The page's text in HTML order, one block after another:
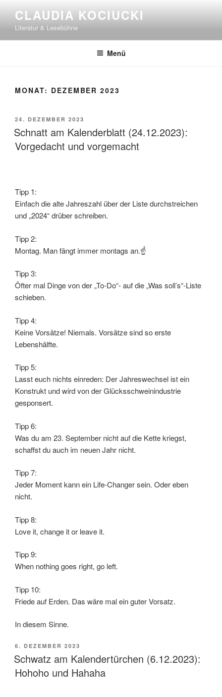
Inhalt
springen
CLAUDIA KOCIUCKI
Literatur & Lesebühne
Menü
MONAT: DEZEMBER 2023
VERÖFFENTLICHT
AM
24. DEZEMBER 2023
Schnatt am Kalenderblatt (24.12.2023):
Vorgedacht und vorgemacht
Tipp 1:
Einfach die alte Jahreszahl über der Liste durchstreichen
und „2024“ drüber schreiben.
Tipp 2:
Montag. Man fängt immer montags an.☝
Tipp 3:
Öfter mal Dinge von der „To-Do“- auf die „Was soll’s“-Liste
schieben.
Tipp 4:
Keine Vorsätze! Niemals. Vorsätze sind so erste
Lebenshälfte.
Tipp 5:
Lasst euch nichts einreden: Der Jahreswechsel ist ein
Konstrukt und wird von der Glücksschweinindustrie
gesponsert.
Tipp 6:
Was du am 23. September nicht auf die Kette kriegst,
schaffst du auch im neuen Jahr nicht.
Tipp 7:
Jeder Moment kann ein Life-Changer sein. Oder eben
nicht.
Tipp 8:
Love it, change it or leave it.
Tipp 9:
When nothing goes right, go left.
Tipp 10:
Friede auf Erden. Das wäre mal ein guter Vorsatz.
In diesem Sinne.
VERÖFFENTLICHT
AM
6. DEZEMBER 2023
Schwatz am Kalendertürchen (6.12.2023):
Hohoho und Hahaha